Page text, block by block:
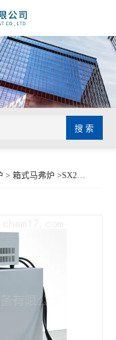
>箱式马弗炉 >SX2-4-10马弗炉